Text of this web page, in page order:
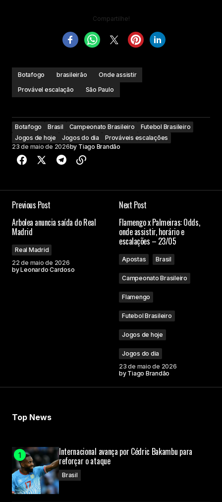
Compartilhe!
Botafogo brasileirão
Onde assistir
Provável escalação
São Paulo
Botafogo Brasil Campeonato Brasileiro
Futebol Brasileiro
Jogos de hoje
Jogos do dia
Prováveis escalações
23 de maio de 2026by Tiago Brandão
Previous Post
Arbolea anuncia saída do Real
Madrid
Real Madrid
22 de maio de 2026
byLeonardo Cardoso
Next Post
Flamengo x Palmeiras: Odds,
onde assistir, horário e
escalações – 23/05
Apostas Brasil
Campeonato Brasileiro
Flamengo
Futebol Brasileiro
Jogos de hoje
Jogos do dia
23 de maio de 2026
by Tiago Brandão
Top News
Internacional avança por Cédric Bakambu para
reforçar o ataque
Brasil